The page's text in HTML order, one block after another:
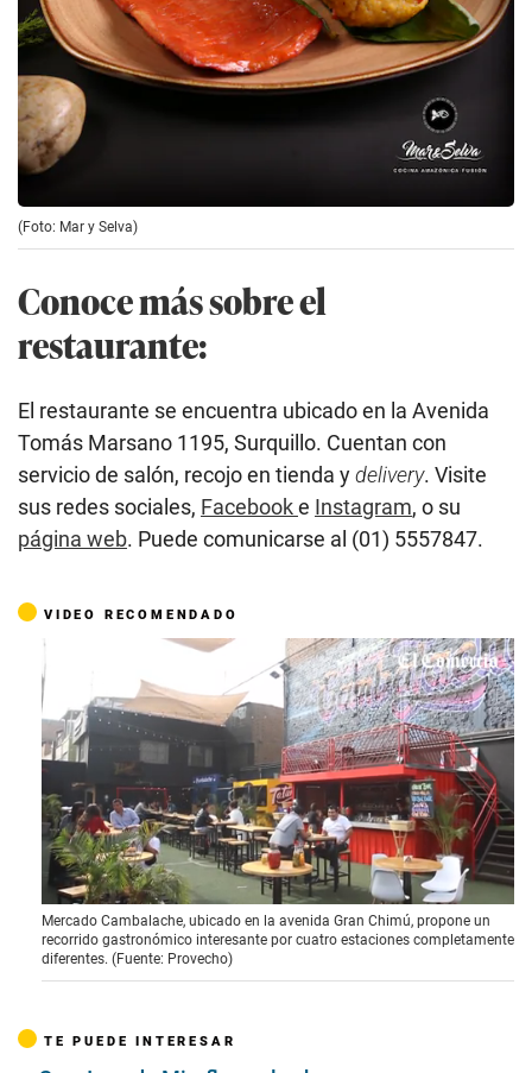
(Foto: Mar y Selva)
Conoce más sobre el
restaurante:
El restaurante se encuentra ubicado en la Avenida
Tomás Marsano 1195, Surquillo. Cuentan con
servicio de salón, recojo en tienda ydelivery. Visite
sus redes sociales, Facebooke Instagram, o su
página web. Puede comunicarse al (01) 5557847.
VIDEO RECOMENDADO
0
s
e
c
o
s
Mercado Cambalache, ubicado en la avenida Gran Chimú, propone un
recorrido gastronómico interesante por cuatro estaciones completamente
diferentes. (Fuente: Provecho)
TE PUEDE INTERESAR